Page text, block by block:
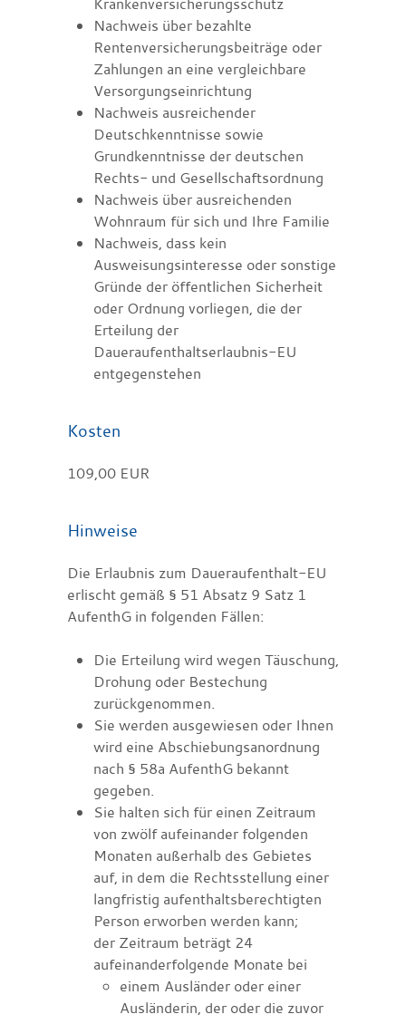
Nachweis über bezahlte
Rentenversicherungsbeiträge oder
Zahlungen an eine vergleichbare
Versorgungseinrichtung
Nachweis ausreichender
Deutschkenntnisse sowie
Grundkenntnisse der deutschen
Rechts- und Gesellschaftsordnung
Nachweis über ausreichenden
Wohnraum für sich und Ihre Familie
Nachweis, dass kein
Ausweisungsinteresse oder sonstige
Gründe der öffentlichen Sicherheit
oder Ordnung vorliegen, die der
Erteilung der
Daueraufenthaltserlaubnis-EU
entgegenstehen
Kosten
109,00 EUR
Hinweise
Die Erlaubnis zum Daueraufenthalt-EU
erlischt gemäß § 51 Absatz 9 Satz 1
AufenthG in folgenden Fällen:
Die Erteilung wird wegen Täuschung,
Drohung oder Bestechung
zurückgenommen.
Sie werden ausgewiesen oder Ihnen
wird eine Abschiebungsanordnung
nach § 58a AufenthG bekannt
gegeben.
Sie halten sich für einen Zeitraum
von zwölf aufeinander folgenden
Monaten außerhalb des Gebietes
auf, in dem die Rechtsstellung einer
langfristig aufenthaltsberechtigten
Person erworben werden kann;
der Zeitraum beträgt 24
aufeinanderfolgende Monate bei
einem Ausländer oder einer
Ausländerin, der oder die zuvor